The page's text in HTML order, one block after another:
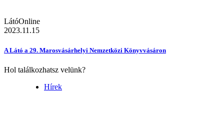
LátóOnline
2023.11.15
A Látó a 29. Marosvásárhelyi Nemzetközi Könyvvásáron
Hol találkozhatsz velünk?
Hírek